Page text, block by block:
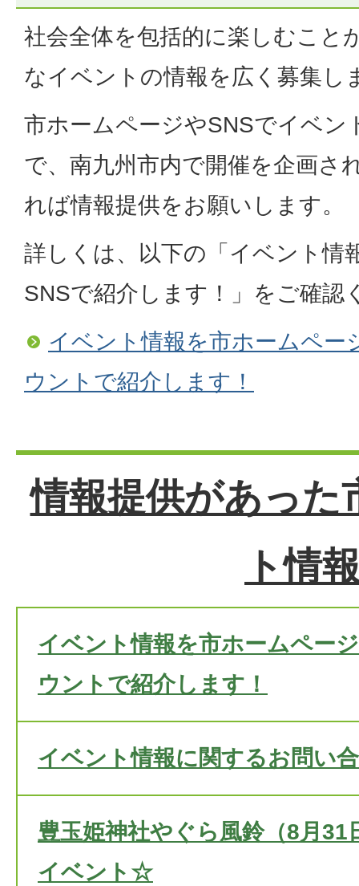
社会全体を包括的に楽しむこと
なイベントの情報を広く募集し
市ホームページやSNSでイベン
で、南九州市内で開催を企画さ
れば情報提供をお願いします。
詳しくは、以下の「イベント情
SNSで紹介します！」をご確認
イベント情報を市ホームペー
ウントで紹介します！
情報提供があった
ト情
イベント情報を市ホームペー
ウントで紹介します！
イベント情報に関するお問い
豊玉姫神社やぐら風鈴（8月
イベント☆